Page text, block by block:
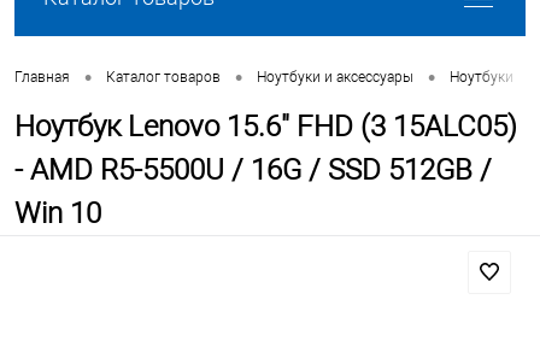
Главная • Каталог товаров • Ноутбуки и аксессуары • Ноутбуки
Ноутбук Lenovo 15.6" FHD (3 15ALC05)
- AMD R5-5500U / 16G / SSD 512GB /
Win 10